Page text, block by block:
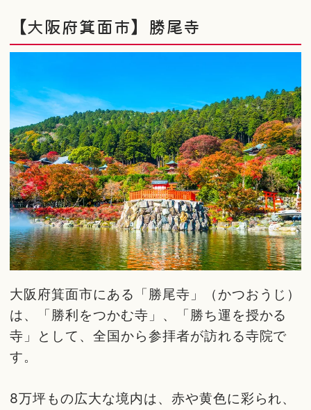
【大阪府箕面市】勝尾寺
大阪府箕面市にある「勝尾寺」（かつおうじ）
は、「勝利をつかむ寺」、「勝ち運を授かる
寺」として、全国から参拝者が訪れる寺院で
す。
8万坪もの広大な境内は、赤や黄色に彩られ、